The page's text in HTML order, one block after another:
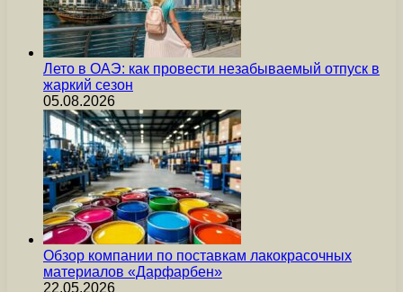
Лето в ОАЭ: как провести незабываемый отпуск в
жаркий сезон
05.08.2026
Обзор компании по поставкам лакокрасочных
материалов «Дарфарбен»
22.05.2026